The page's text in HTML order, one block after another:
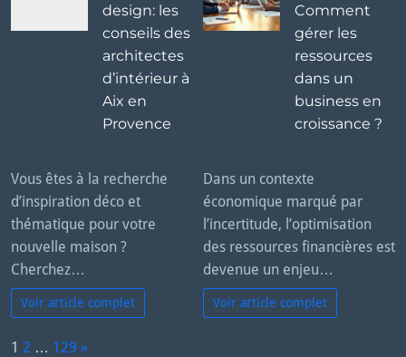
design: les
conseils des
architectes
d’intérieur à
Aix en
Provence
Vous êtes à la recherche
d’inspiration déco et
thématique pour votre
nouvelle maison ?
Cherchez…
Voir article complet
Comment
gérer les
ressources
dans un
business en
croissance ?
Dans un contexte
économique marqué par
l’incertitude, l’optimisation
des ressources financières est
devenue un enjeu…
Voir article complet
P
1 2 … 129 »